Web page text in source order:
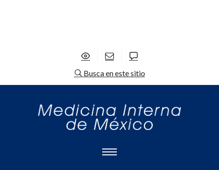
Busca en este sitio